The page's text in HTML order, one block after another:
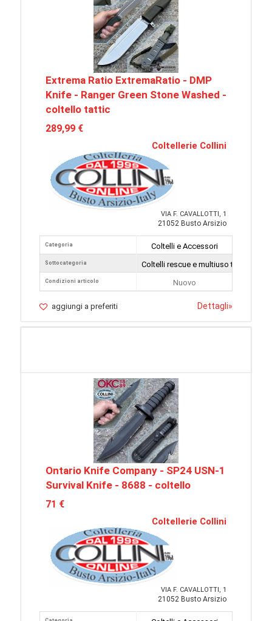
Extrema Ratio ExtremaRatio - DMP
Knife - Ranger Green Stone Washed -
coltello tattic
289,99 €
Coltellerie Collini
VIA F. CAVALLOTTI, 1
21052 Busto Arsizio
Categoria
Sottocategoria
Condizioni articolo
Coltelli e Accessori
Coltelli rescue e multiuso tattici
Nuovo
aggiungi a preferiti Dettagli»
Ontario Knife Company - SP24 USN-1
Survival Knife - 8688 - coltello
71 €
Coltellerie Collini
VIA F. CAVALLOTTI, 1
21052 Busto Arsizio